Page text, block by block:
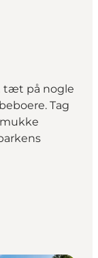
tæt på nogle
Tag